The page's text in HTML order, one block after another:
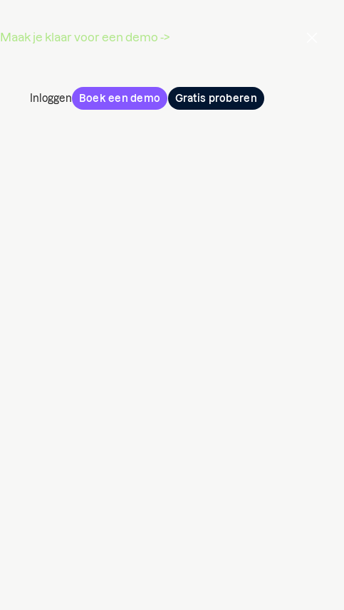
Maak je klaar voor een demo ->
Inloggen Boek een demo Gratis proberen